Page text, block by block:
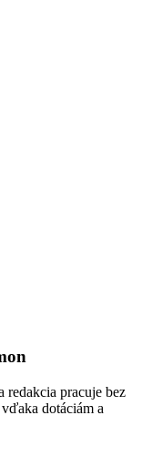
redakcia pracuje bez
dotáciám a